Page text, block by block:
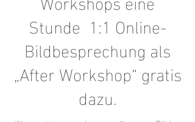
Stunde 1:1 Online-
Bildbesprechung als
„After Workshop“ gratis
dazu.